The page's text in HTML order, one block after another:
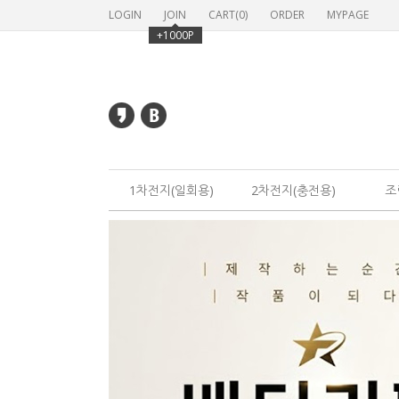
LOGIN
JOIN
+1000P
CART(0) ORDER MYPAGE
1차전지(일회용) 2차전지(충전용)